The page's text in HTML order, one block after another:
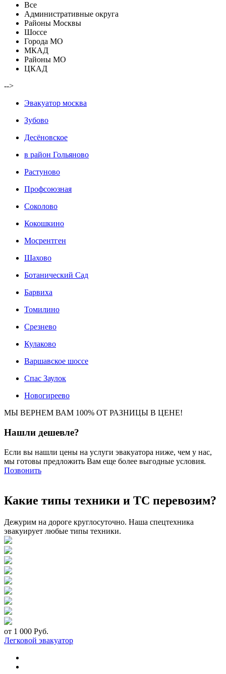
Все
Административные округа
Районы Москвы
Шоссе
Города МО
МКАД
Районы МО
ЦКАД
-->
Эвакуатор москва
Зубово
Десёновское
в район Гольяново
Растуново
Профсоюзная
Соколово
Кокошкино
Мосрентген
Шахово
Ботанический Сад
Барвиха
Томилино
Срезнево
Кулаково
Варшавское шоссе
Спас Заулок
Новогиреево
МЫ ВЕРНЕМ ВАМ 100% ОТ РАЗНИЦЫ В ЦЕНЕ!
Нашли дешевле?
Если вы нашли цены на услуги эвакуатора ниже, чем у нас,
мы готовы предложить Вам еще более выгодные условия.
Позвонить
Какие типы техники и ТС перевозим?
Дежурим на дороге круглосуточно. Наша спецтехника
эвакуирует любые типы техники.
от 1 000 Руб.
Легковой эвакуатор